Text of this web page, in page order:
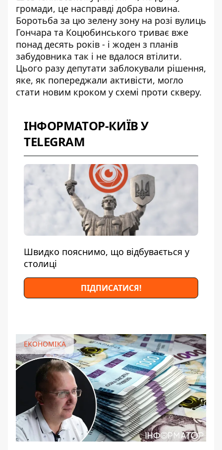
громади, це насправді добра новина.
Боротьба за цю зелену зону на розі вулиць
Гончара та Коцюбинського триває вже
понад десять років - і жоден з планів
забудовника так і не вдалося втілити.
Цього разу депутати заблокували рішення,
яке, як попереджали активісти, могло
стати новим кроком у схемі проти скверу.
ІНФОРМАТОР-КИЇВ У
TELEGRAM
Швидко пояснимо, що відбувається у
столиці
ПІДПИСАТИСЯ!
ЕКОНОМІКА